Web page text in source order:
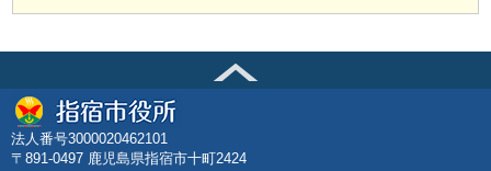
法人番号3000020462101
〒891-0497 鹿児島県指宿市十町2424